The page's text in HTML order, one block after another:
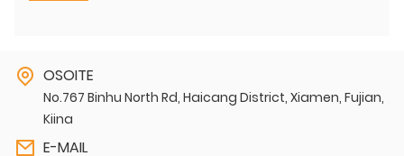
OSOITE
No.767 Binhu North Rd, Haicang District, Xiamen, Fujian,
Kiina
E-MAIL